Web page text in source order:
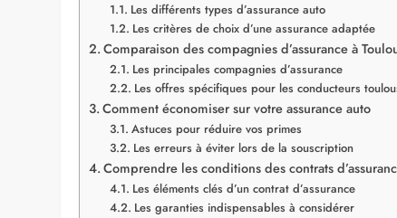
Les différents types d’assurance auto
Les critères de choix d’une assurance adaptée
Comparaison des compagnies d’assurance à
Les principales compagnies d’assurance
Les offres spécifiques pour les conducteurs
Comment économiser sur votre assurance auto
Astuces pour réduire vos primes
Les erreurs à éviter lors de la souscription
Comprendre les conditions des contrats
Les éléments clés d’un contrat d’assurance
Les garanties indispensables à considérer